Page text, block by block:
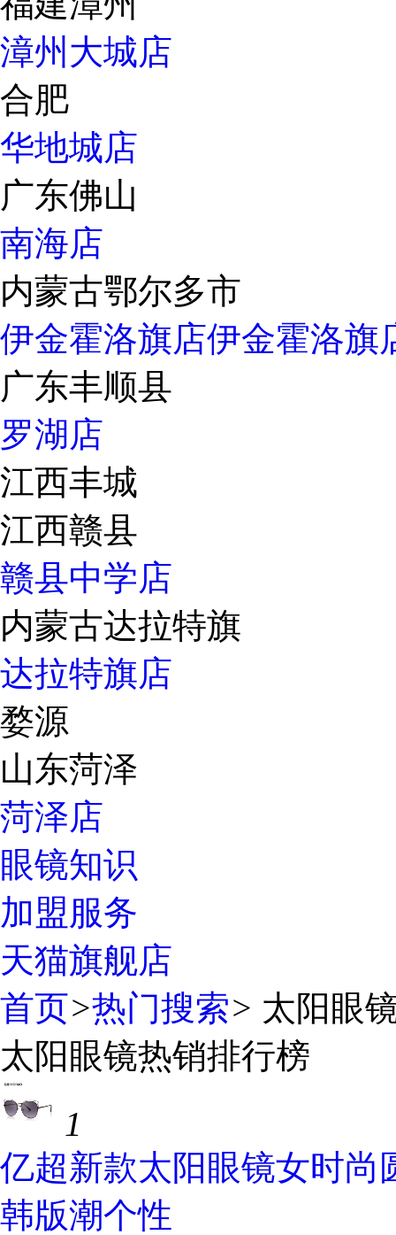
漳州大城店
合肥
华地城店
广东佛山
南海店
内蒙古鄂尔多市
伊金霍洛旗店伊金霍洛旗
广东丰顺县
罗湖店
江西丰城
江西赣县
赣县中学店
内蒙古达拉特旗
达拉特旗店
婺源
山东菏泽
菏泽店
眼镜知识
加盟服务
天猫旗舰店
首页>热门搜索> 太阳眼
太阳眼镜热销排行榜
1
亿超新款太阳眼镜女时尚
韩版潮个性